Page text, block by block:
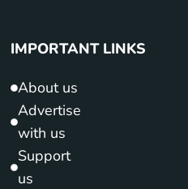
IMPORTANT LINKS
About us
Advertise
with us
Support
us